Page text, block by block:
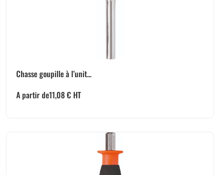
Chasse goupille à l’unit...
A partir de11,08€ HT